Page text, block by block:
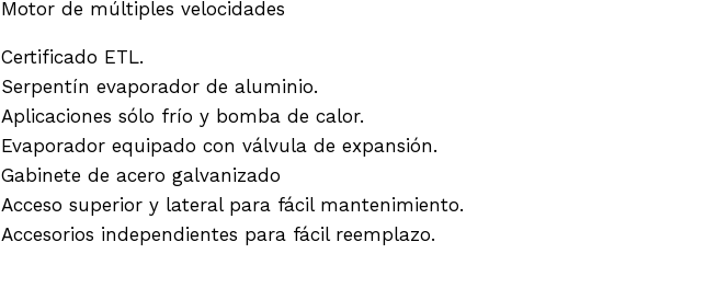
Motor de múltiples velocidades
Certificado ETL.
Serpentín evaporador de aluminio.
Aplicaciones sólo frío y bomba de calor.
Evaporador equipado con válvula de expansión.
Gabinete de acero galvanizado
Acceso superior y lateral para fácil mantenimiento.
Accesorios independientes para fácil reemplazo.